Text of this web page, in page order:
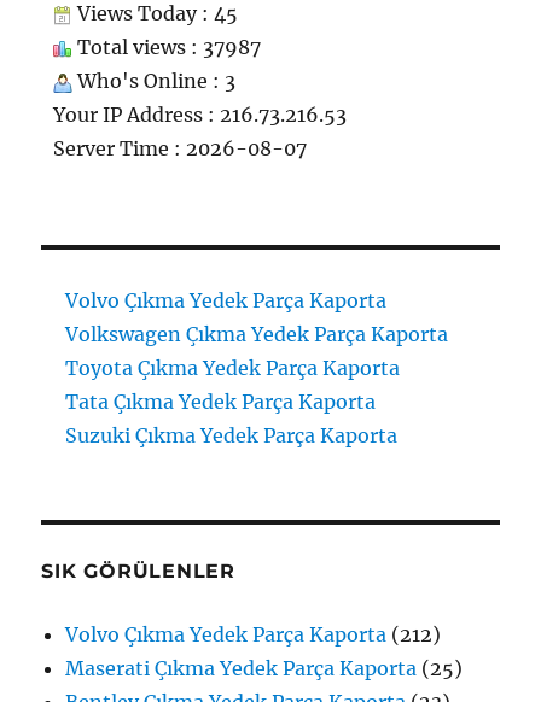
Views Today : 45
Total views : 37987
Who's Online : 3
Your IP Address : 216.73.216.53
Server Time : 2026-08-07
Volvo Çıkma Yedek Parça Kaporta
Volkswagen Çıkma Yedek Parça Kaporta
Toyota Çıkma Yedek Parça Kaporta
Tata Çıkma Yedek Parça Kaporta
Suzuki Çıkma Yedek Parça Kaporta
SIK GÖRÜLENLER
Volvo Çıkma Yedek Parça Kaporta (212)
Maserati Çıkma Yedek Parça Kaporta (25)